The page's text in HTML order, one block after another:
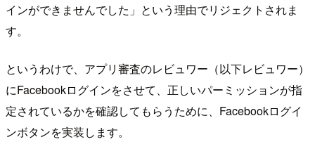
インができませんでした」という理由でリジェクトされま
す。
というわけで、アプリ審査のレビュワー（以下レビュワー）
にFacebookログインをさせて、正しいパーミッションが指
定されているかを確認してもらうために、Facebookログイ
ンボタンを実装します。